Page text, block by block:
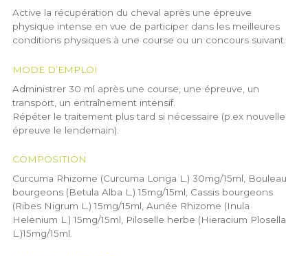
Active la récupération du cheval après une épreuve
physique intense en vue de participer dans les meilleures
conditions physiques à une course ou un concours suivant.
MODE D’EMPLOI
Administrer 30 ml après une course, une épreuve, un
transport, un entraînement intensif.
Répéter le traitement plus tard si nécessaire (p.ex nouvelle
épreuve le lendemain).
COMPOSITION
Curcuma Rhizome (Curcuma Longa L.) 30mg/15ml, Bouleau
bourgeons (Betula Alba L.) 15mg/15ml, Cassis bourgeons
(Ribes Nigrum L.) 15mg/15ml, Aunée Rhizome (Inula
Helenium L.) 15mg/15ml, Piloselle herbe (Hieracium Plosella
L.)15mg/15ml.